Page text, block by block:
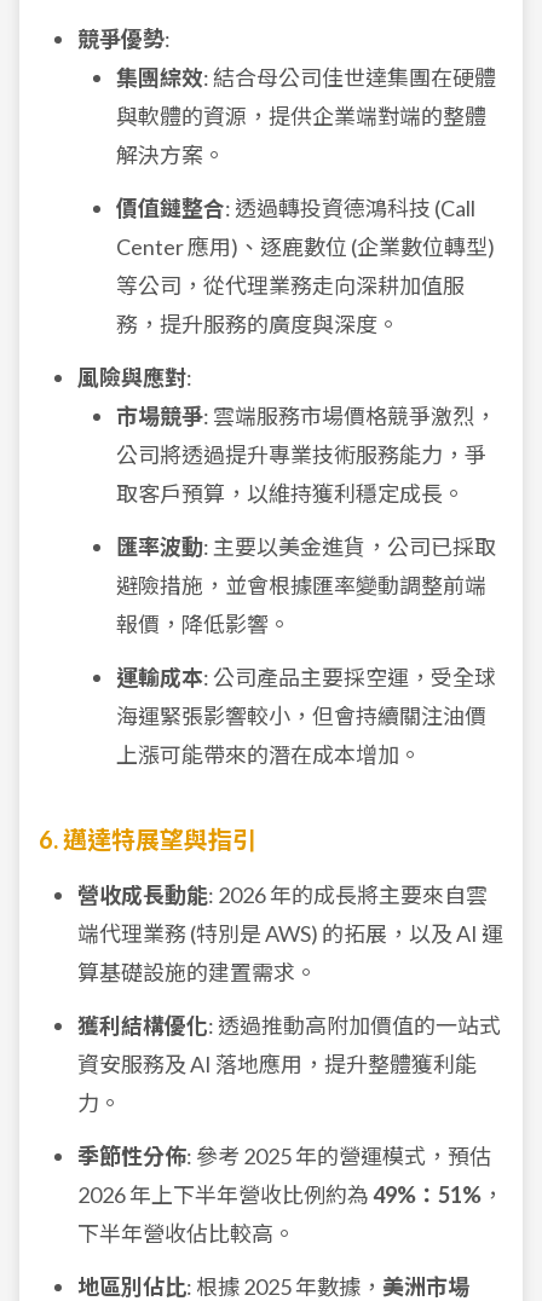
競爭優勢:
集團綜效: 結合母公司佳世達集團在硬體
與軟體的資源，提供企業端對端的整體
解決方案。
價值鏈整合: 透過轉投資德鴻科技 (Call
Center 應用)、逐鹿數位 (企業數位轉型)
等公司，從代理業務走向深耕加值服
務，提升服務的廣度與深度。
風險與應對:
市場競爭: 雲端服務市場價格競爭激烈，
公司將透過提升專業技術服務能力，爭
取客戶預算，以維持獲利穩定成長。
匯率波動: 主要以美金進貨，公司已採取
避險措施，並會根據匯率變動調整前端
報價，降低影響。
運輸成本: 公司產品主要採空運，受全球
海運緊張影響較小，但會持續關注油價
上漲可能帶來的潛在成本增加。
6. 邁達特展望與指引
營收成長動能: 2026 年的成長將主要來自雲
端代理業務 (特別是 AWS) 的拓展，以及 AI 運
算基礎設施的建置需求。
獲利結構優化: 透過推動高附加價值的一站式
資安服務及 AI 落地應用，提升整體獲利能
力。
季節性分佈: 參考 2025 年的營運模式，預估
2026 年上下半年營收比例約為49%：51% ，
下半年營收佔比較高。
地區別佔比: 根據 2025 年數據， 美洲市場